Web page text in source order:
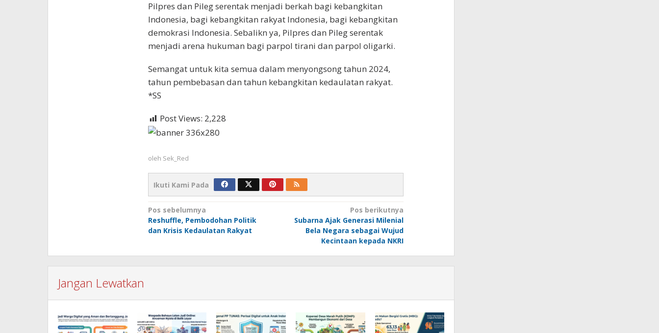
Pilpres dan Pileg serentak menjadi berkah bagi kebangkitan
Indonesia, bagi kebangkitan rakyat Indonesia, bagi kebangkitan
demokrasi Indonesia. Sebalikn ya, Pilpres dan Pileg serentak
menjadi arena hukuman bagi parpol tirani dan parpol oligarki.
Semangat untuk kita semua dalam menyongsong tahun 2024,
tahun pembebasan dan tahun kebangkitan kedaulatan rakyat.
*SS
Post Views: 2,228
oleh Sek_Red
Ikuti Kami Pada
Navigasi
pos
Pos sebelumnya
Reshuffle, Pembodohan Politik
dan Krisis Kedaulatan Rakyat
Pos berikutnya
Subarna Ajak Generasi Milenial
Bela Negara sebagai Wujud
Kecintaan kepada NKRI
Jangan Lewatkan